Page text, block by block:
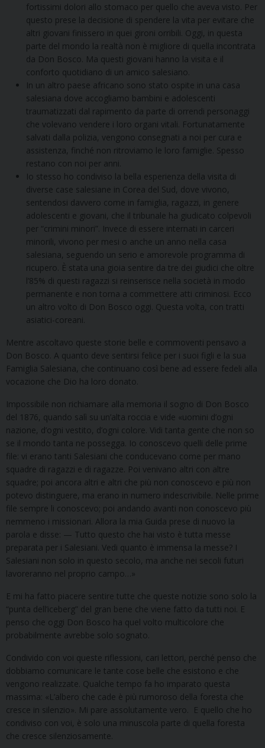
fortissimi dolori allo stomaco per quello che aveva visto. Per
questo prese la decisione di spendere la vita per evitare che
altri giovani finissero in quei gironi orribili. Oggi, in questa
parte del mondo la realtà non è migliore di quella incontrata
da Don Bosco. Ma questi giovani hanno la visita e il
conforto quotidiano di un amico salesiano.
In un altro paese africano sono stato ospite in una casa
salesiana dove accogliamo bambini e adolescenti
traumatizzati dal rapimento da parte di orrendi personaggi
che volevano vendere i loro organi vitali. Fortunatamente
salvati dalla polizia, vengono consegnati a noi per cura e
assistenza, finché non ritroviamo le loro famiglie. Spesso
restano con noi per anni.
Io stesso ho condiviso la bella esperienza della visita di
diverse case salesiane in Corea del Sud, dove vivono,
sentendosi davvero come in famiglia, ragazzi, in genere
adolescenti e giovani, che il tribunale ha giudicato colpevoli
per “crimini minori”. Invece di essere internati in carceri
minorili, vivono per mesi o anche un anno nella casa
salesiana, seguendo un serio e amorevole programma di
ricupero. È stata una gioia sentire da tre dei giudici che oltre
l’85% di questi ragazzi si reinserisce nella società in modo
permanente e non torna a commettere atti criminosi. Ecco
un altro volto di Don Bosco oggi. Questa volta, con tratti
asiatici-coreani.
Mentre ascoltavo queste storie belle e commoventi pensavo a
Don Bosco. A quanto deve sentirsi felice per i suoi figli e la sua
Famiglia Salesiana, che continuano così bene ad essere fedeli alla
vocazione che Dio ha loro donato.
Impossibile non richiamare alla memoria il sogno di Don Bosco
del 1876, quando salì su un’alta roccia e vide «uomini d’ogni
nazione, d’ogni vestito, d’ogni colore. Vidi tanta gente che non so
se il mondo tanta ne possegga. Io conoscevo quelli delle prime
file: vi erano tanti Salesiani che conducevano come per mano
squadre di ragazzi e di ragazze. Poi venivano altri con altre
squadre; poi ancora altri e altri che più non conoscevo e più non
potevo distinguere, ma erano in numero indescrivibile. Nelle prime
file sempre li conoscevo; poi andando avanti non conoscevo più
nemmeno i missionari. Allora la mia Guida prese di nuovo la
parola e disse: — Tutto questo che hai visto è tutta messe
preparata per i Salesiani. Vedi quanto è immensa la messe? I
Salesiani non solo in questo secolo, ma anche nei secoli futuri
lavoreranno nel proprio campo…»
E mi ha fatto piacere sentire tutte che queste notizie sono solo la
“punta dell’iceberg” del gran bene che viene fatto da tutti noi. E
penso che oggi Don Bosco ha quel volto multicolore che
probabilmente avrebbe solo sognato.
Condivido con voi queste riflessioni, cari lettori, perché penso che
dobbiamo comunicare le tante cose belle che esistono e che
vengono realizzate. Qualche tempo fa ho imparato questa
massima: «L’albero che cade è più rumoroso della foresta che
cresce in silenzio». Mi pare assolutamente vero. E quello che ho
condiviso con voi, è solo una minuscola parte di quella foresta
che cresce silenziosamente.